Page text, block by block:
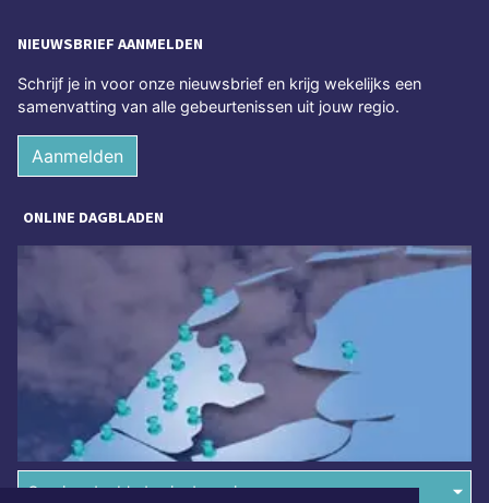
NIEUWSBRIEF AANMELDEN
Schrijf je in voor onze nieuwsbrief en krijg wekelijks een
samenvatting van alle gebeurtenissen uit jouw regio.
Aanmelden
ONLINE DAGBLADEN
Overige dagbladen in de regio